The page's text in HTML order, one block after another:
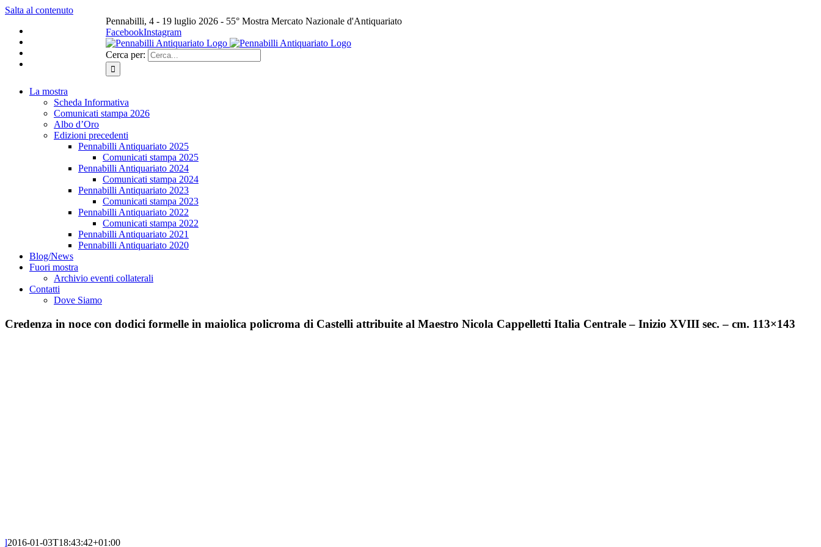
Salta al contenuto
Pennabilli, 4 - 19 luglio 2026 - 55° Mostra Mercato Nazionale d'Antiquariato
FacebookInstagram
Cerca per:
La mostra
Scheda Informativa
Comunicati stampa 2026
Albo d’Oro
Edizioni precedenti
Pennabilli Antiquariato 2025
Comunicati stampa 2025
Pennabilli Antiquariato 2024
Comunicati stampa 2024
Pennabilli Antiquariato 2023
Comunicati stampa 2023
Pennabilli Antiquariato 2022
Comunicati stampa 2022
Pennabilli Antiquariato 2021
Pennabilli Antiquariato 2020
Blog/News
Fuori mostra
Archivio eventi collaterali
Contatti
Dove Siamo
Credenza in noce con dodici formelle in maiolica policroma di Castelli attribuite al Maestro Nicola Cappelletti Italia Centrale – Inizio XVIII sec. – cm. 113×143
l2016-01-03T18:43:42+01:00